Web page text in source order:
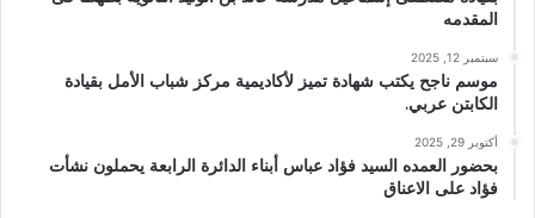
المقدمه
سبتمبر 12, 2025
موسم ناجح يكتب شهادة تميز لأكاديمية مركز شباب الأمل بقيادة
الكابتن عربي.
أكتوبر 29, 2025
بحضور العمده السيد فؤاد عباس أبناء الدائرة الرابعة يحملون نشأت
فؤاد على الاعناق